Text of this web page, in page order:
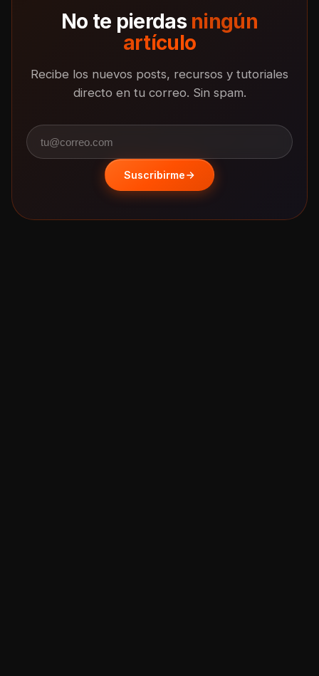
No te pierdas ningún
artículo
Recibe los nuevos posts, recursos y tutoriales
directo en tu correo. Sin spam.
Suscribirme